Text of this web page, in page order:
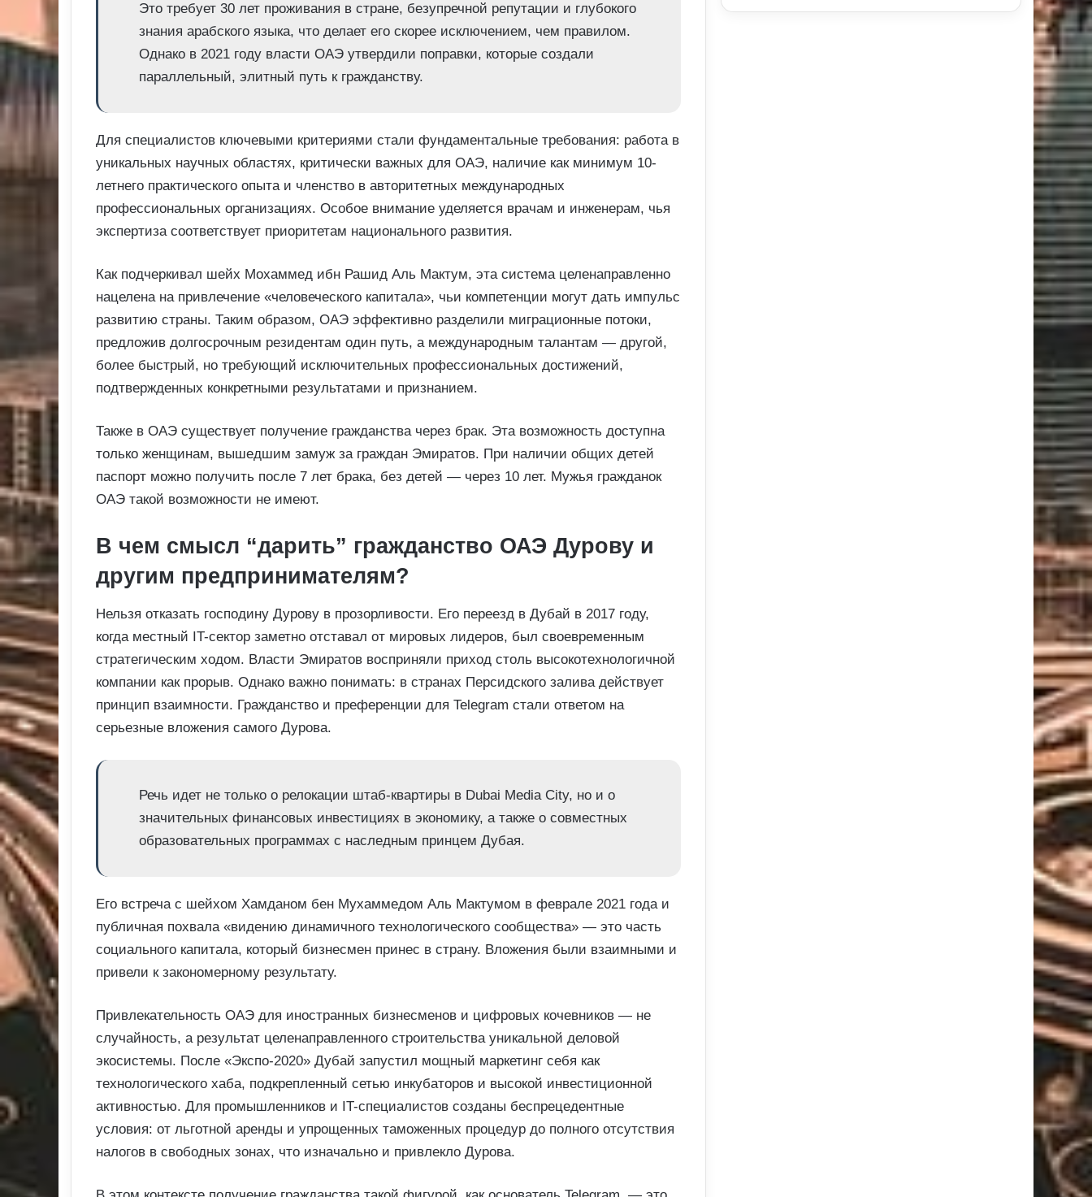
Это требует 30 лет проживания в стране, безупречной репутации и глубокого
знания арабского языка, что делает его скорее исключением, чем правилом.
Однако в 2021 году власти ОАЭ утвердили поправки, которые создали
параллельный, элитный путь к гражданству.
Для специалистов ключевыми критериями стали фундаментальные требования: работа в
уникальных научных областях, критически важных для ОАЭ, наличие как минимум 10-
летнего практического опыта и членство в авторитетных международных
профессиональных организациях. Особое внимание уделяется врачам и инженерам, чья
экспертиза соответствует приоритетам национального развития.
Как подчеркивал шейх Мохаммед ибн Рашид Аль Мактум, эта система целенаправленно
нацелена на привлечение «человеческого капитала», чьи компетенции могут дать импульс
развитию страны. Таким образом, ОАЭ эффективно разделили миграционные потоки,
предложив долгосрочным резидентам один путь, а международным талантам — другой,
более быстрый, но требующий исключительных профессиональных достижений,
подтвержденных конкретными результатами и признанием.
Также в ОАЭ существует получение гражданства через брак. Эта возможность доступна
только женщинам, вышедшим замуж за граждан Эмиратов. При наличии общих детей
паспорт можно получить после 7 лет брака, без детей — через 10 лет. Мужья гражданок
ОАЭ такой возможности не имеют.
В чем смысл “дарить” гражданство ОАЭ Дурову и
другим предпринимателям?
Нельзя отказать господину Дурову в прозорливости. Его переезд в Дубай в 2017 году,
когда местный IT-сектор заметно отставал от мировых лидеров, был своевременным
стратегическим ходом. Власти Эмиратов восприняли приход столь высокотехнологичной
компании как прорыв. Однако важно понимать: в странах Персидского залива действует
принцип взаимности. Гражданство и преференции для Telegram стали ответом на
серьезные вложения самого Дурова.
Речь идет не только о релокации штаб-квартиры в Dubai Media City, но и о
значительных финансовых инвестициях в экономику, а также о совместных
образовательных программах с наследным принцем Дубая.
Его встреча с шейхом Хамданом бен Мухаммедом Аль Мактумом в феврале 2021 года и
публичная похвала «видению динамичного технологического сообщества» — это часть
социального капитала, который бизнесмен принес в страну. Вложения были взаимными и
привели к закономерному результату.
Привлекательность ОАЭ для иностранных бизнесменов и цифровых кочевников — не
случайность, а результат целенаправленного строительства уникальной деловой
экосистемы. После «Экспо-2020» Дубай запустил мощный маркетинг себя как
технологического хаба, подкрепленный сетью инкубаторов и высокой инвестиционной
активностью. Для промышленников и IT-специалистов созданы беспрецедентные
условия: от льготной аренды и упрощенных таможенных процедур до полного отсутствия
налогов в свободных зонах, что изначально и привлекло Дурова.